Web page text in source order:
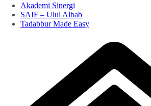
Akademi Sinergi
SAIF – Ulul Albab
Tadabbur Made Easy